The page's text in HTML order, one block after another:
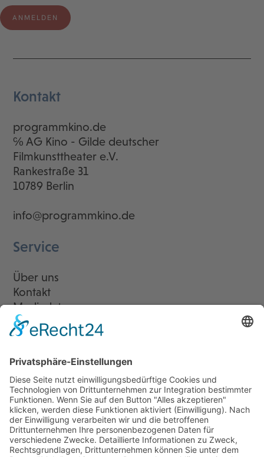
Kontakt
programmkino.de
℅ AG Kino - Gilde deutscher
Filmkunsttheater e.V.
Rankestraße 31
10789 Berlin
info@programmkino.de
Service
Über uns
Kontakt
Mediadaten
Newsletter
LogIn
Legal
Impressum
Datenschutzerklärung
Cookie-Einstellungen